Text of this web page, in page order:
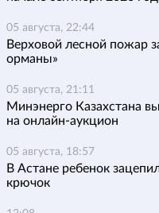
05 августа, 22:44
Верховой лесной пожар
орманы»
05 августа, 21:11
Минэнерго Казахстана
на онлайн-аукцион
05 августа, 18:57
В Астане ребенок
крючок